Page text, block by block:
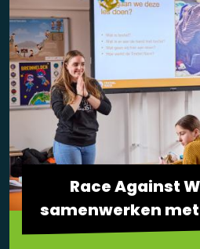
⁣Race Against
samenwerken